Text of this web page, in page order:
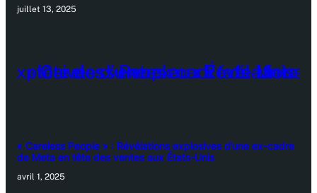
juillet 13, 2025
« Careless People » : Révélations explosives d’une ex-cadre
de Meta en tête des ventes aux États-Unis
avril 1, 2025